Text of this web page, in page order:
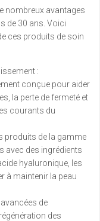
nombreux avantages
de 30 ans. Voici
ces produits de soin
:
conçue pour aider
la perte de fermeté et
courants du
produits de la gamme
avec des ingrédients
hyaluronique, les
à maintenir la peau
de
des